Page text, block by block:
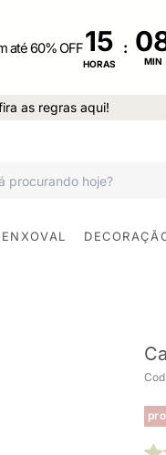
até 60% OFF15
HORAS
:
MIN
as regras aqui!
ENXOVAL